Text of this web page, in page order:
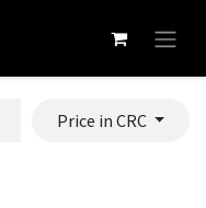
Price in CRC